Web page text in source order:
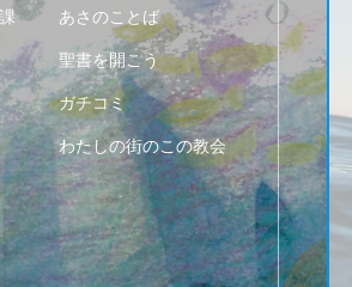
あさのことば
聖書を開こう
ガチコミ
わたしの街のこの教会